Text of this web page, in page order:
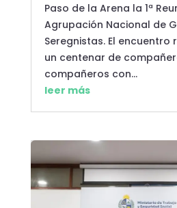
Paso de la Arena la 1ª
Agrupación Nacional de
Seregnistas. El encuentro
un centenar de
compañeros con...
leer más